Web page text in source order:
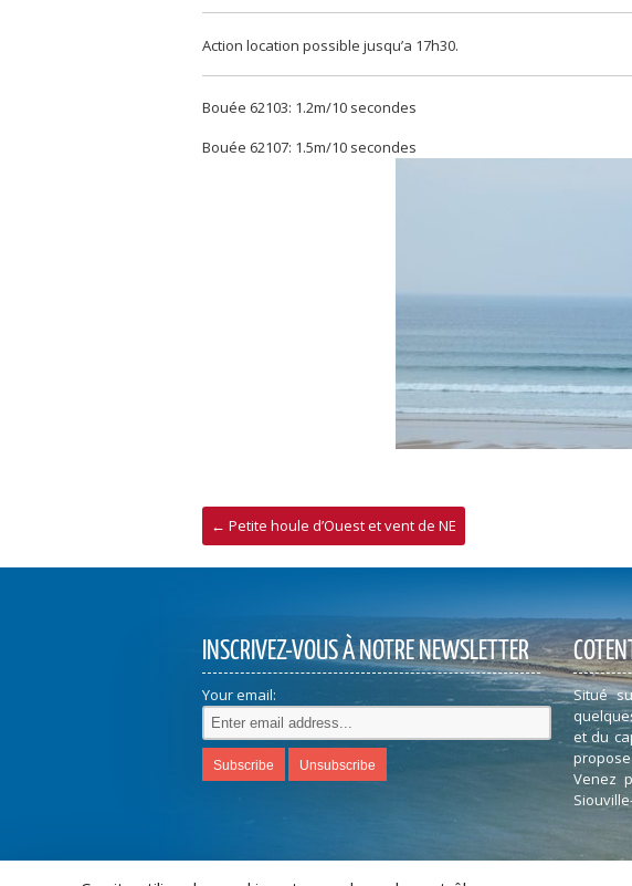
Action location possible jusqu’a 17h30.
Bouée 62103: 1.2m/10 secondes
Bouée 62107: 1.5m/10 secondes
← Petite houle d’Ouest et vent de NE
INSCRIVEZ-VOUS À NOTRE NEWSLETTER
Your email:
Situé
et du
Venez